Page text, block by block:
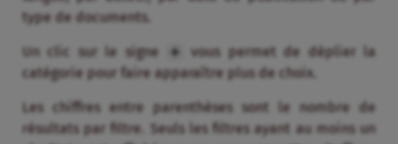
type de documents.
Un clic sur le signe
vous permet de déplier la
catégorie pour faire apparaître plus de choix.
Les chiffres entre parenthèses sont le nombre de
résultats par filtre. Seuls les filtres ayant au moins un